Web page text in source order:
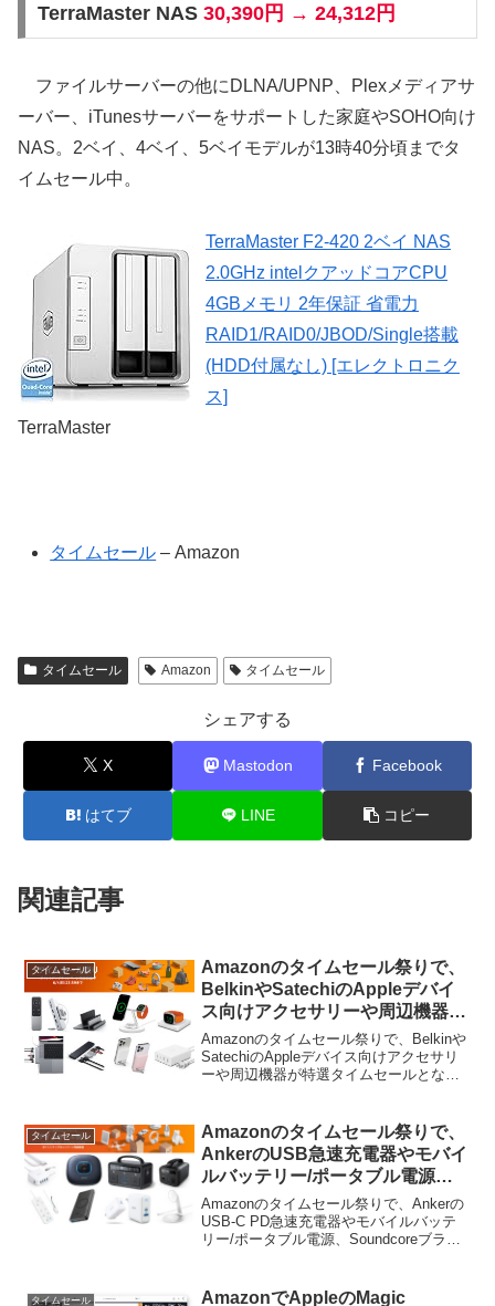
TerraMaster NAS 30,390円 → 24,312円
ファイルサーバーの他にDLNA/UPNP、Plexメディアサ
ーバー、iTunesサーバーをサポートした家庭やSOHO向け
NAS。2ベイ、4ベイ、5ベイモデルが13時40分頃までタ
イムセール中。
TerraMaster F2-420 2ベイ NAS
2.0GHz intelクアッドコアCPU
4GBメモリ 2年保証 省電力
RAID1/RAID0/JBOD/Single搭載
(HDD付属なし) [エレクトロニク
ス]
TerraMaster
タイムセール – Amazon
タイムセール Amazon タイムセール
シェアする
X Mastodon Facebook
はてブ LINE コピー
関連記事
タイムセール
Amazonのタイムセール祭りで、
BelkinやSatechiのAppleデバイ
ス向けアクセサリーや周辺機器が
特選タイムセール中。
Amazonのタイムセール祭りで、Belkinや
SatechiのAppleデバイス向けアクセサリ
ーや周辺機器が特選タイムセールとなっ
タイムセール
Amazonのタイムセール祭りで、
AnkerのUSB急速充電器やモバイ
ルバッテリー/ポータブル電源、
Bluetoothスピーカー、電源タッ
プなどが特選タイムセール中。
Amazonのタイムセール祭りで、Ankerの
USB-C PD急速充電器やモバイルバッテ
リー/ポータブル電源、Soundcoreブラン
細は以下から。
タイムセール
AmazonでAppleのMagic